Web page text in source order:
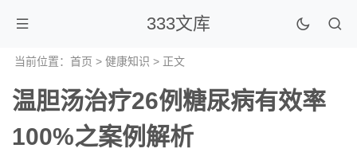
333文库
当前位置： 首页 > 健康知识 > 正文
温胆汤治疗26例糖尿病有效率
100%之案例解析